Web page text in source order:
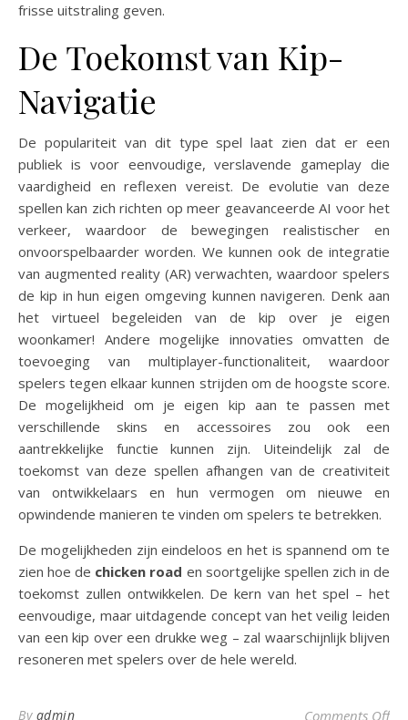
frisse uitstraling geven.
De Toekomst van Kip-
Navigatie
De populariteit van dit type spel laat zien dat er een
publiek is voor eenvoudige, verslavende gameplay die
vaardigheid en reflexen vereist. De evolutie van deze
spellen kan zich richten op meer geavanceerde AI voor het
verkeer, waardoor de bewegingen realistischer en
onvoorspelbaarder worden. We kunnen ook de integratie
van augmented reality (AR) verwachten, waardoor spelers
de kip in hun eigen omgeving kunnen navigeren. Denk aan
het virtueel begeleiden van de kip over je eigen
woonkamer! Andere mogelijke innovaties omvatten de
toevoeging van multiplayer-functionaliteit, waardoor
spelers tegen elkaar kunnen strijden om de hoogste score.
De mogelijkheid om je eigen kip aan te passen met
verschillende skins en accessoires zou ook een
aantrekkelijke functie kunnen zijn. Uiteindelijk zal de
toekomst van deze spellen afhangen van de creativiteit
van ontwikkelaars en hun vermogen om nieuwe en
opwindende manieren te vinden om spelers te betrekken.
De mogelijkheden zijn eindeloos en het is spannend om te
zien hoe de chicken road en soortgelijke spellen zich in de
toekomst zullen ontwikkelen. De kern van het spel – het
eenvoudige, maar uitdagende concept van het veilig leiden
van een kip over een drukke weg – zal waarschijnlijk blijven
resoneren met spelers over de hele wereld.
By admin Comments Offon